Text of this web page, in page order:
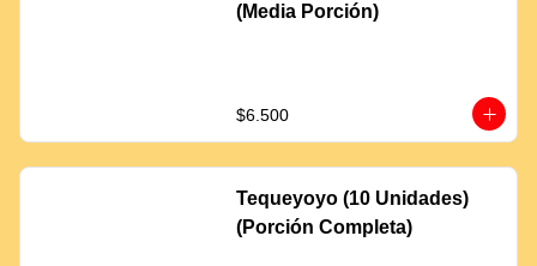
(Media Porción)
$6.500
Tequeyoyo (10 Unidades)
(Porción Completa)